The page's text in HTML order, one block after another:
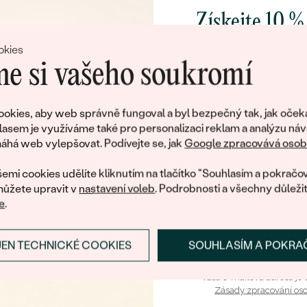
si vašeho soukromí
aby web správně fungoval a byl bezpečný tak, jak
je využíváme také pro personalizaci reklam a analýzu
web vylepšovat. Podívejte se, jakGoogle zpracovává
cookies udělíte kliknutím na tlačítko "Souhlasím a
upravit v nastavení voleb. Podrobnosti a všechny
.
SOUHLASÍM A
TECHNICKÉ COOKIES
128 790 Kč
Greta
od 45 790 Kč
Lab-grown
Získejte 10
poctivě vyráběných
Jako dárek na
zašleme slevový kód
PŘIHLÁSIT SE A
Zásady zpracování